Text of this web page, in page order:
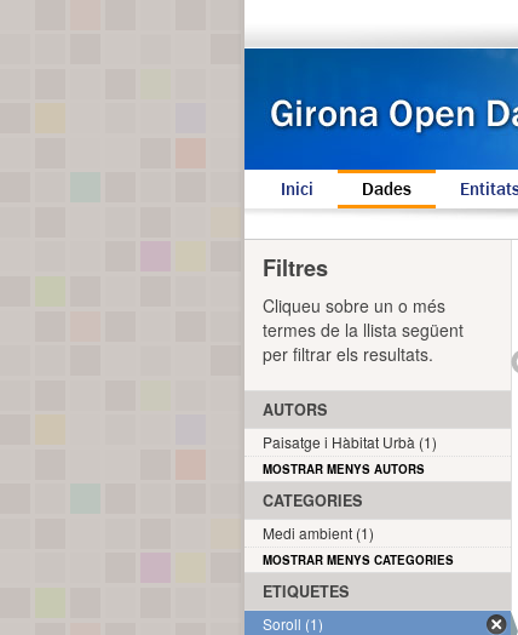
Inici Dades
Filtres
Cliqueu sobre un o més
termes de la llista següent
per filtrar els resultats.
AUTORS
Paisatge i Hàbitat Urbà (1)
MOSTRAR MENYS AUTORS
CATEGORIES
Medi ambient (1)
MOSTRAR MENYS CATEGORIES
ETIQUETES
Soroll (1)